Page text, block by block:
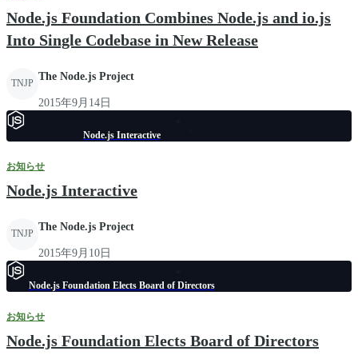
Node.js Foundation Combines Node.js and io.js
Into Single Codebase in New Release
TNJP
The Node.js Project
2015年9月14日
Node.js Interactive
お知らせ
Node.js Interactive
TNJP
The Node.js Project
2015年9月10日
Node.js Foundation Elects Board of Directors
お知らせ
Node.js Foundation Elects Board of Directors